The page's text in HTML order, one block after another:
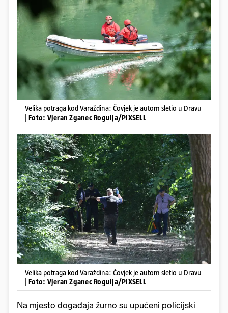
Velika potraga kod Varaždina: Čovjek je autom sletio u Dravu
Foto: Vjeran Zganec Rogulja/PIXSELL
Velika potraga kod Varaždina: Čovjek je autom sletio u Dravu
Foto: Vjeran Zganec Rogulja/PIXSELL
Na mjesto događaja žurno su upućeni policijski